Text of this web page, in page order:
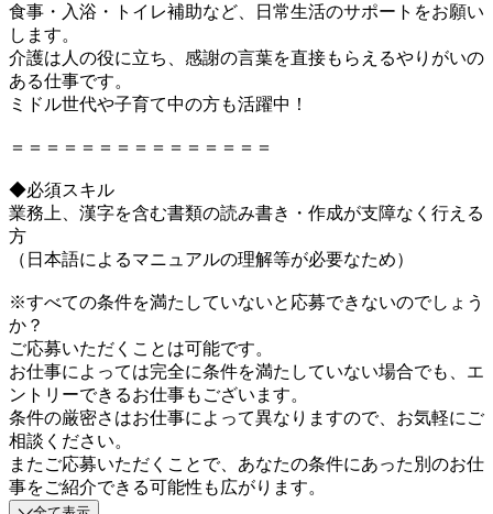
食事・入浴・トイレ補助など、日常生活のサポートをお願い
します。
介護は人の役に立ち、感謝の言葉を直接もらえるやりがいの
ある仕事です。
ミドル世代や子育て中の方も活躍中！
＝＝＝＝＝＝＝＝＝＝＝＝＝＝＝
◆必須スキル
業務上、漢字を含む書類の読み書き・作成が支障なく行える
方
（日本語によるマニュアルの理解等が必要なため）
※すべての条件を満たしていないと応募できないのでしょう
か？
ご応募いただくことは可能です。
お仕事によっては完全に条件を満たしていない場合でも、エ
ントリーできるお仕事もございます。
条件の厳密さはお仕事によって異なりますので、お気軽にご
相談ください。
またご応募いただくことで、あなたの条件にあった別のお仕
事をご紹介できる可能性も広がります。